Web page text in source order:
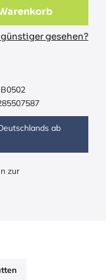
gesehen?
ab
zur